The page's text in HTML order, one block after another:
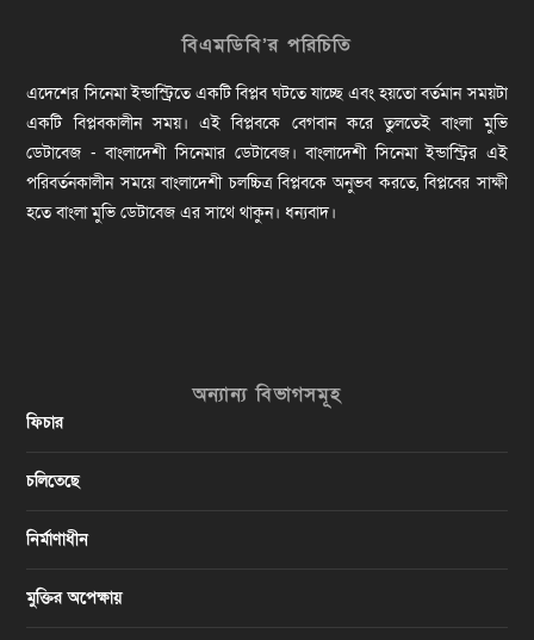
বিএমডিবি’র পরিচিতি
এদেশের সিনেমা ইন্ডাস্ট্রিতে একটি বিপ্লব ঘটতে যাচ্ছে এবং হয়তো বর্তমান সময়টা
একটি বিপ্লবকালীন সময়। এই বিপ্লবকে বেগবান করে তুলতেই বাংলা মুভি
ডেটাবেজ - বাংলাদেশী সিনেমার ডেটাবেজ। বাংলাদেশী সিনেমা ইন্ডাস্ট্রির এই
পরিবর্তনকালীন সময়ে বাংলাদেশী চলচ্চিত্র বিপ্লবকে অনুভব করতে, বিপ্লবের সাক্ষী
হতে বাংলা মুভি ডেটাবেজ এর সাথে থাকুন। ধন্যবাদ।
অন্যান্য বিভাগসমূহ
ফিচার
চলিতেছে
নির্মাণাধীন
মুক্তির অপেক্ষায়